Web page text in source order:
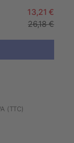
13,21 €
26,18 €
(TTC)